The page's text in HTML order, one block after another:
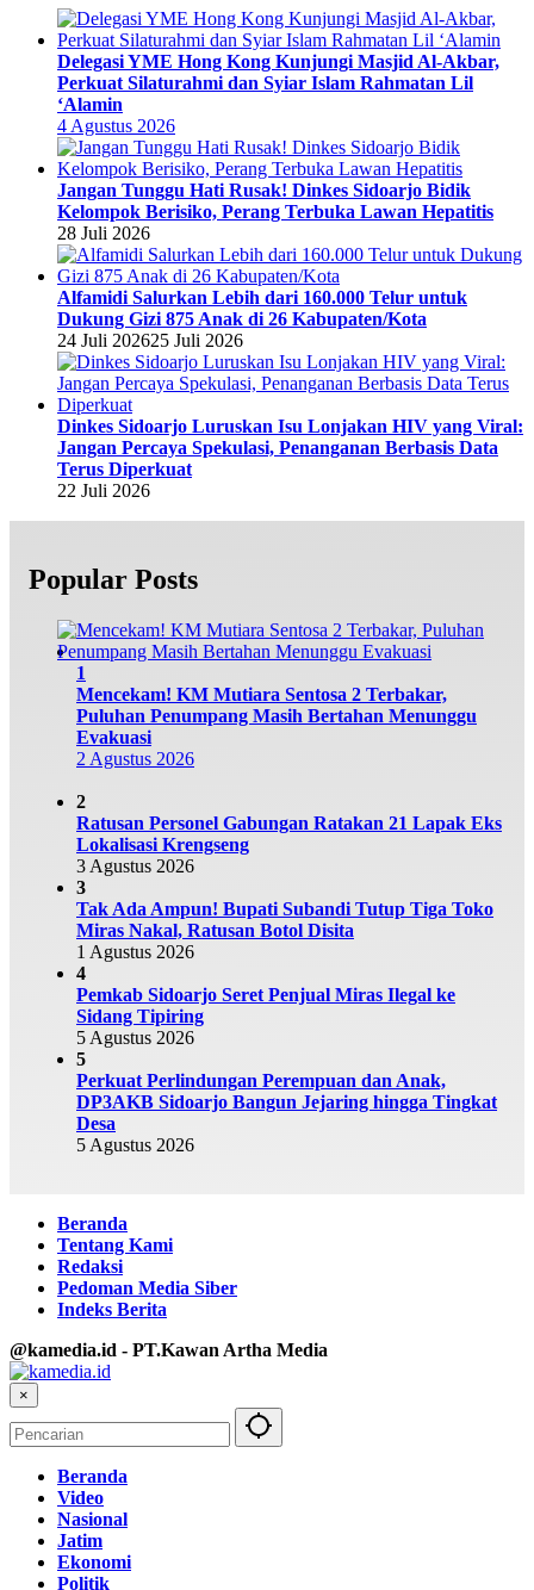
Delegasi YME Hong Kong Kunjungi Masjid Al-Akbar,
Perkuat Silaturahmi dan Syiar Islam Rahmatan Lil
‘Alamin
4 Agustus 2026
Jangan Tunggu Hati Rusak! Dinkes Sidoarjo Bidik
Kelompok Berisiko, Perang Terbuka Lawan Hepatitis
28 Juli 2026
Alfamidi Salurkan Lebih dari 160.000 Telur untuk
Dukung Gizi 875 Anak di 26 Kabupaten/Kota
24 Juli 202625 Juli 2026
Dinkes Sidoarjo Luruskan Isu Lonjakan HIV yang Viral:
Jangan Percaya Spekulasi, Penanganan Berbasis Data
Terus Diperkuat
22 Juli 2026
Popular Posts
1
Mencekam! KM Mutiara Sentosa 2 Terbakar,
Puluhan Penumpang Masih Bertahan Menunggu
Evakuasi
2 Agustus 2026
2
Ratusan Personel Gabungan Ratakan 21 Lapak Eks
Lokalisasi Krengseng
3 Agustus 2026
3
Tak Ada Ampun! Bupati Subandi Tutup Tiga Toko
Miras Nakal, Ratusan Botol Disita
1 Agustus 2026
4
Pemkab Sidoarjo Seret Penjual Miras Ilegal ke
Sidang Tipiring
5 Agustus 2026
5
Perkuat Perlindungan Perempuan dan Anak,
DP3AKB Sidoarjo Bangun Jejaring hingga Tingkat
Desa
5 Agustus 2026
Beranda
Tentang Kami
Redaksi
Pedoman Media Siber
Indeks Berita
@kamedia.id - PT.Kawan Artha Media
×
Beranda
Video
Nasional
Jatim
Ekonomi
Politik